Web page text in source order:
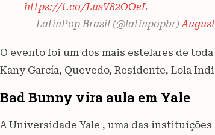
https://t.co/LusV82OOeL
— LatinPop Brasil (@latinpopbr)
O evento foi um dos mais estelares de
Kany García, Quevedo, Residente, Lola
Bad Bunny vira aula em Yale
A Universidade Yale , uma das